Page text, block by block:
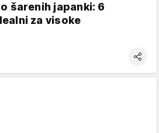
šarenih japanki: 6
za visoke